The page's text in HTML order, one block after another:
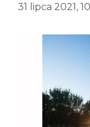
31 lipca 2021,